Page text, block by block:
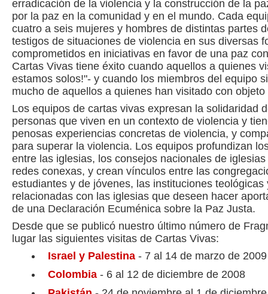
erradicación de la violencia y la construcción de la
por la paz en la comunidad y en el mundo. Cada
cuatro a seis mujeres y hombres de distintas partes
testigos de situaciones de violencia en sus diversas
comprometidos en iniciativas en favor de una paz
Cartas Vivas tiene éxito cuando aquellos a quienes
estamos solos!"- y cuando los miembros del equipo
mucho de aquellos a quienes han visitado con
Los equipos de cartas vivas expresan la solidaridad
personas que viven en un contexto de violencia y
penosas experiencias concretas de violencia, y
para superar la violencia. Los equipos profundizan
entre las iglesias, los consejos nacionales de
redes conexas, y crean vínculos entre las
estudiantes y de jóvenes, las instituciones
relacionadas con las iglesias que deseen hacer
de una Declaración Ecuménica sobre la Paz Justa.
Desde que se publicó nuestro último número de
lugar las siguientes visitas de Cartas Vivas:
Israel y Palestina - 7 al 14 de marzo de 2009
Colombia - 6 al 12 de diciembre de 2008